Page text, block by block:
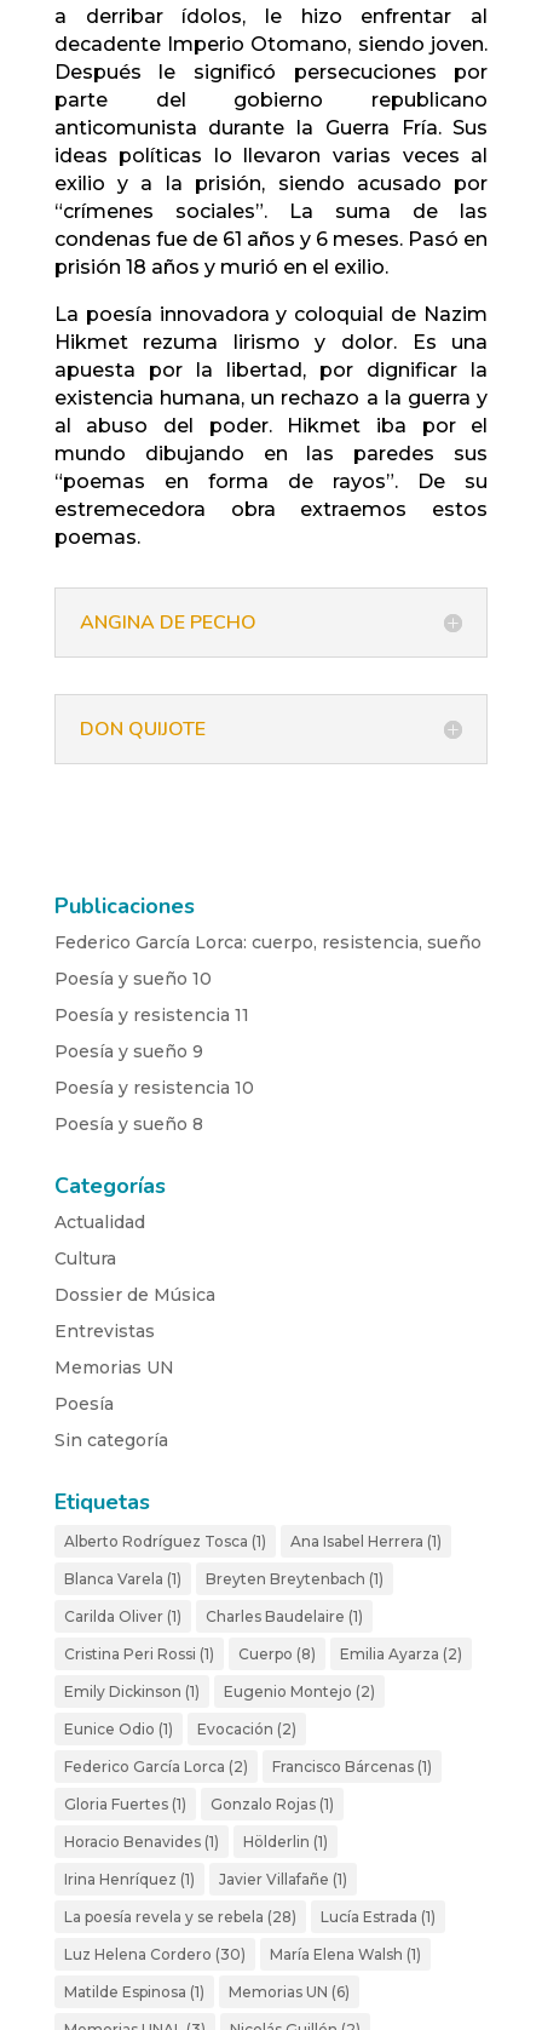
a derribar ídolos, le hizo enfrentar al
decadente Imperio Otomano, siendo joven.
Después le significó persecuciones por
parte del gobierno republicano
anticomunista durante la Guerra Fría. Sus
ideas políticas lo llevaron varias veces al
exilio y a la prisión, siendo acusado por
“crímenes sociales”. La suma de las
condenas fue de 61 años y 6 meses. Pasó en
prisión 18 años y murió en el exilio.
La poesía innovadora y coloquial de Nazim
Hikmet rezuma lirismo y dolor. Es una
apuesta por la libertad, por dignificar la
existencia humana, un rechazo a la guerra y
al abuso del poder. Hikmet iba por el
mundo dibujando en las paredes sus
“poemas en forma de rayos”. De su
estremecedora obra extraemos estos
poemas.
ANGINA DE PECHO
DON QUIJOTE
Publicaciones
Federico García Lorca: cuerpo, resistencia, sueño
Poesía y sueño 10
Poesía y resistencia 11
Poesía y sueño 9
Poesía y resistencia 10
Poesía y sueño 8
Categorías
Actualidad
Cultura
Dossier de Música
Entrevistas
Memorias UN
Poesía
Sin categoría
Etiquetas
Alberto Rodríguez Tosca (1) Ana Isabel Herrera (1)
Blanca Varela (1) Breyten Breytenbach (1)
Carilda Oliver(1) Charles Baudelaire (1)
Cristina Peri Rossi (1) Cuerpo (8) Emilia Ayarza (2)
Emily Dickinson (1) Eugenio Montejo (2)
Eunice Odio (1) Evocación (2)
Federico García Lorca (2) Francisco Bárcenas(1)
Gloria Fuertes(1) Gonzalo Rojas(1)
Horacio Benavides(1) Hölderlin (1)
Irina Henríquez (1) Javier Villafañe (1)
La poesía revela y se rebela (28) Lucía Estrada (1)
Luz Helena Cordero (30) María Elena Walsh (1)
Matilde Espinosa (1) Memorias UN (6)